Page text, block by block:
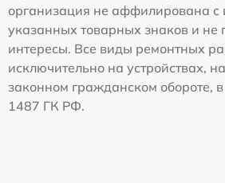
организация не аффилирована с
указанных товарных знаков и не
интересы. Все виды ремонтных
исключительно на устройствах,
законном гражданском обороте, в
1487 ГК РФ.